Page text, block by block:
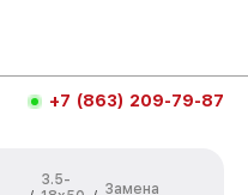
+7 (863) 209-79-87
3.5-
Замена